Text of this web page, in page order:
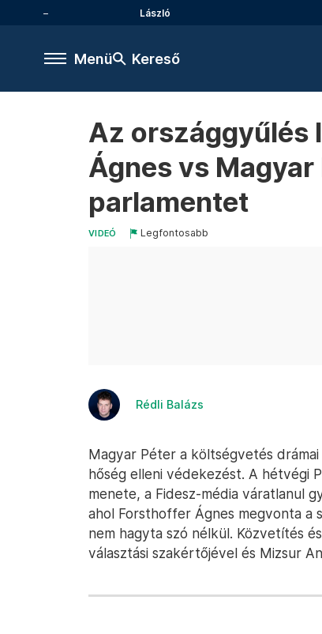
László
Menü Kereső
Az országgyűlés
Ágnes vs
parlamentet
VIDEÓ Legfontosabb
Rédli Balázs
Magyar Péter a költségvetés
hőség elleni védekezést. A hétvégi
menete, a Fidesz-média váratlanul
ahol Forsthoffer Ágnes megvonta
nem hagyta szó nélkül. Közvetítés
választási szakértőjével és Mizsur